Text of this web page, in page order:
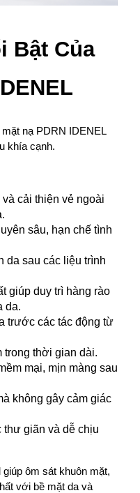
Bật Của
nạ PDRN IDENEL
khía cạnh.
cải thiện vẻ ngoài
sâu, hạn chế tình
da sau các liệu trình
giúp duy trì hàng rào
da.
trước các tác động từ
trong thời gian dài.
mại, mịn màng sau
không gây cảm giác
thư giãn và dễ chịu
ôm sát khuôn mặt,
với bề mặt da và